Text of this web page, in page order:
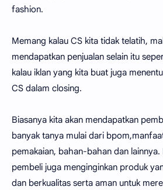
fashion.
Memang kalau CS kita tidak telatih,
mendapatkan penjualan selain itu
kalau iklan yang kita buat juga
CS dalam closing.
Biasanya kita akan mendapatkan
banyak tanya mulai dari
pemakaian, bahan-bahan dan lainnya.
pembeli juga menginginkan produk
dan berkualitas serta aman untuk